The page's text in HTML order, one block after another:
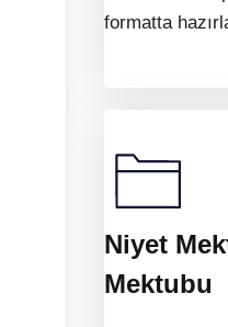
formatta
Niyet
Mektubu